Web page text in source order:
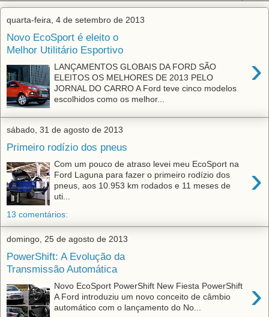
quarta-feira, 4 de setembro de 2013
Novo EcoSport é eleito o
Melhor Utilitário Esportivo
›
LANÇAMENTOS GLOBAIS DA FORD SÃO
ELEITOS OS MELHORES DE 2013 PELO
JORNAL DO CARRO A Ford teve cinco modelos
escolhidos como os melhor...
sábado, 31 de agosto de 2013
Primeiro rodízio dos pneus
›
Com um pouco de atraso levei meu EcoSport na
Ford Laguna para fazer o primeiro rodízio dos
pneus, aos 10.953 km rodados e 11 meses de
uti...
13 comentários:
domingo, 25 de agosto de 2013
PowerShift: A Evolução da
Transmissão Automática
›
Novo EcoSport PowerShift New Fiesta PowerShift
A Ford introduziu um novo conceito de câmbio
automático com o lançamento do No...